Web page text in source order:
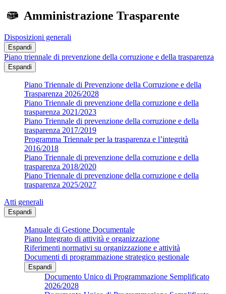
Amministrazione Trasparente
Disposizioni generali
Espandi
Piano triennale di prevenzione della corruzione e della trasparenza
Espandi
Piano Triennale di Prevenzione della Corruzione e della
Trasparenza 2026/2028
Piano Triennale di prevenzione della corruzione e della
trasparenza 2021/2023
Piano Triennale di prevenzione della corruzione e della
trasparenza 2017/2019
Programma Triennale per la trasparenza e l’integrità
2016/2018
Piano Triennale di prevenzione della corruzione e della
trasparenza 2018/2020
Piano Triennale di prevenzione della corruzione e della
trasparenza 2025/2027
Atti generali
Espandi
Manuale di Gestione Documentale
Piano Integrato di attività e organizzazione
Riferimenti normativi su organizzazione e attività
Documenti di programmazione strategico gestionale
Espandi
Documento Unico di Programmazione Semplificato
2026/2028